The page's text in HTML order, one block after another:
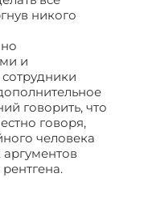
никого
и
говорить, что
говоря,
человека